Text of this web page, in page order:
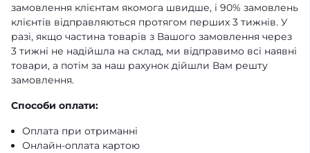
замовлення клієнтам якомога швидше, і 90% замовлень
клієнтів відправляються протягом перших 3 тижнів. У
разі, якщо частина товарів з Вашого замовлення через
3 тижні не надійшла на склад, ми відправимо всі наявні
товари, а потім за наш рахунок дійшли Вам решту
замовлення.
Способи оплати:
Оплата при отриманні
Онлайн-оплата картою